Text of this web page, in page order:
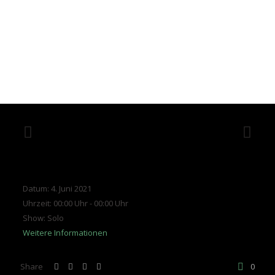
Datum: 4. Juni 2021
Uhrzeit: 00:00 Uhr - 00:00 Uhr
Show: Solo
Weitere Informationen
Share 0